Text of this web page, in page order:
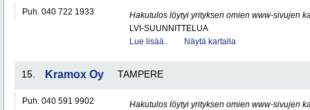
Puh. 040 722 1933
Hakutulos löytyi yrityksen omien www-sivujen
LVI-SUUNNITTELUA
Lue lisää..
Näytä kartalla
15. Kramox Oy TAMPERE
Puh. 040 591 9902
Hakutulos löytyi yrityksen omien www-sivujen